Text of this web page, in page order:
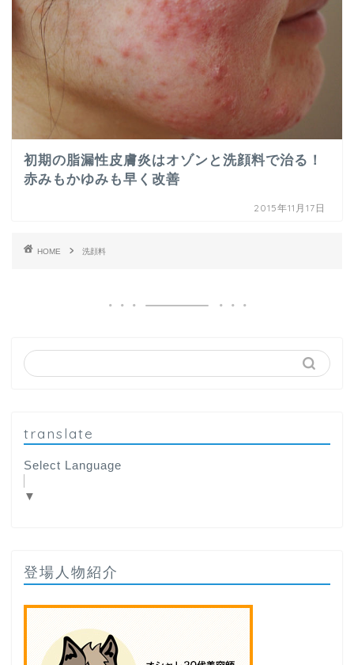
初期の脂漏性皮膚炎はオゾンと洗顔料で治る！
赤みもかゆみも早く改善
2015年11月17日
HOME 洗顔料
translate
Select Language
▼
登場人物紹介